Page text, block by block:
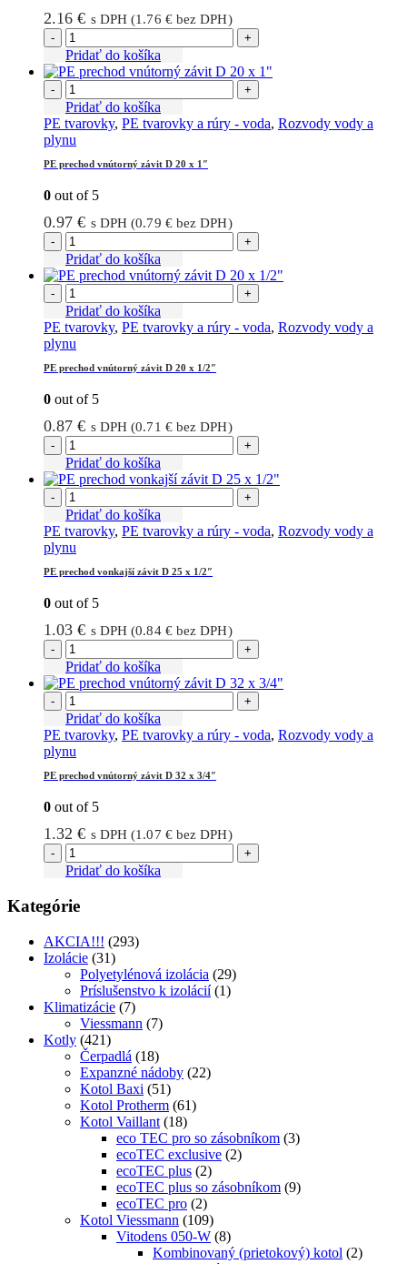
2.16€ s DPH (1.76 €bez DPH)
- +
Pridať do košíka
- +
Pridať do košíka
PE tvarovky, PE tvarovky a rúry - voda, Rozvody vody a
plynu
PE prechod vnútorný závit D 20 x 1″
0 out of 5
0.97€ s DPH (0.79 €bez DPH)
- +
Pridať do košíka
- +
Pridať do košíka
PE tvarovky, PE tvarovky a rúry - voda, Rozvody vody a
plynu
PE prechod vnútorný závit D 20 x 1/2″
0 out of 5
0.87€ s DPH (0.71 €bez DPH)
- +
Pridať do košíka
- +
Pridať do košíka
PE tvarovky, PE tvarovky a rúry - voda, Rozvody vody a
plynu
PE prechod vonkajší závit D 25 x 1/2″
0 out of 5
1.03€ s DPH (0.84 €bez DPH)
- +
Pridať do košíka
- +
Pridať do košíka
PE tvarovky, PE tvarovky a rúry - voda, Rozvody vody a
plynu
PE prechod vnútorný závit D 32 x 3/4″
0 out of 5
1.32€ s DPH (1.07 €bez DPH)
- +
Pridať do košíka
Kategórie
AKCIA!!! (293)
Izolácie (31)
Polyetylénová izolácia (29)
Príslušenstvo k izolácií (1)
Klimatizácie (7)
Viessmann (7)
Kotly (421)
Čerpadlá (18)
Expanzné nádoby (22)
Kotol Baxi (51)
Kotol Protherm (61)
Kotol Vaillant (18)
eco TEC pro so zásobníkom (3)
ecoTEC exclusive (2)
ecoTEC plus (2)
ecoTEC plus so zásobníkom (9)
ecoTEC pro (2)
Kotol Viessmann (109)
Vitodens 050-W (8)
Kombinovaný (prietokový) kotol (2)